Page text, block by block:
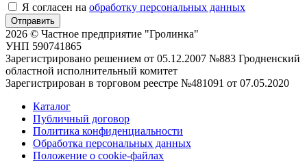
Я согласен на обработку персональных данных
Отправить
2026 © Частное предприятие "Гролинка"
УНП 590741865
Зарегистрировано решением от 05.12.2007 №883 Гродненский
областной исполнительный комитет
Зарегистрирован в торговом реестре №481091 от 07.05.2020
Каталог
Публичный договор
Политика конфиденциальности
Обработка персональных данных
Положение о cookie-файлах